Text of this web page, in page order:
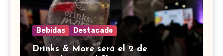
Bebidas Destacado
Drinks & More será el 2 de